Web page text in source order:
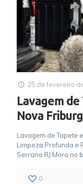
25 de fevereiro
Lavagem
Nova
Lavagem de Tapete
Limpeza Profunda e
Serrana RJ Mora no
0